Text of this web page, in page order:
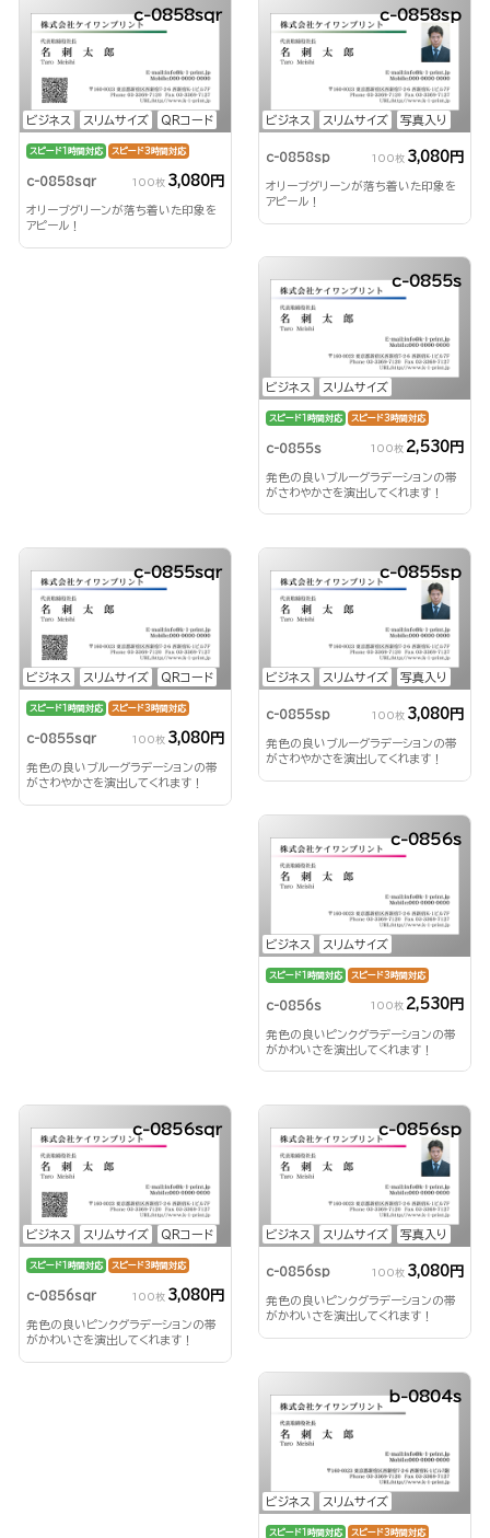
ビジネス スリムサイズ QRコード
c-0858sqr
スピード1時間対応 スピード3時間対応
c-0858sqr 100枚 3,080円
オリーブグリーンが落ち着いた印象を
アピール！
ビジネス スリムサイズ 写真入り
c-0858sp
c-0858sp 100枚 3,080円
オリーブグリーンが落ち着いた印象を
アピール！
ビジネス スリムサイズ
c-0855s
スピード1時間対応 スピード3時間対応
c-0855s 100枚 2,530円
発色の良いブルーグラデーションの帯
がさわやかさを演出してくれます！
ビジネス スリムサイズ QRコード
c-0855sqr
スピード1時間対応 スピード3時間対応
c-0855sqr 100枚 3,080円
発色の良いブルーグラデーションの帯
がさわやかさを演出してくれます！
ビジネス スリムサイズ 写真入り
c-0855sp
c-0855sp 100枚 3,080円
発色の良いブルーグラデーションの帯
がさわやかさを演出してくれます！
ビジネス スリムサイズ
c-0856s
スピード1時間対応 スピード3時間対応
c-0856s 100枚 2,530円
発色の良いピンクグラデーションの帯
がかわいさを演出してくれます！
ビジネス スリムサイズ QRコード
c-0856sqr
スピード1時間対応 スピード3時間対応
c-0856sqr 100枚 3,080円
発色の良いピンクグラデーションの帯
がかわいさを演出してくれます！
ビジネス スリムサイズ 写真入り
c-0856sp
c-0856sp 100枚 3,080円
発色の良いピンクグラデーションの帯
がかわいさを演出してくれます！
ビジネス スリムサイズ
b-0804s
スピード1時間対応 スピード3時間対応